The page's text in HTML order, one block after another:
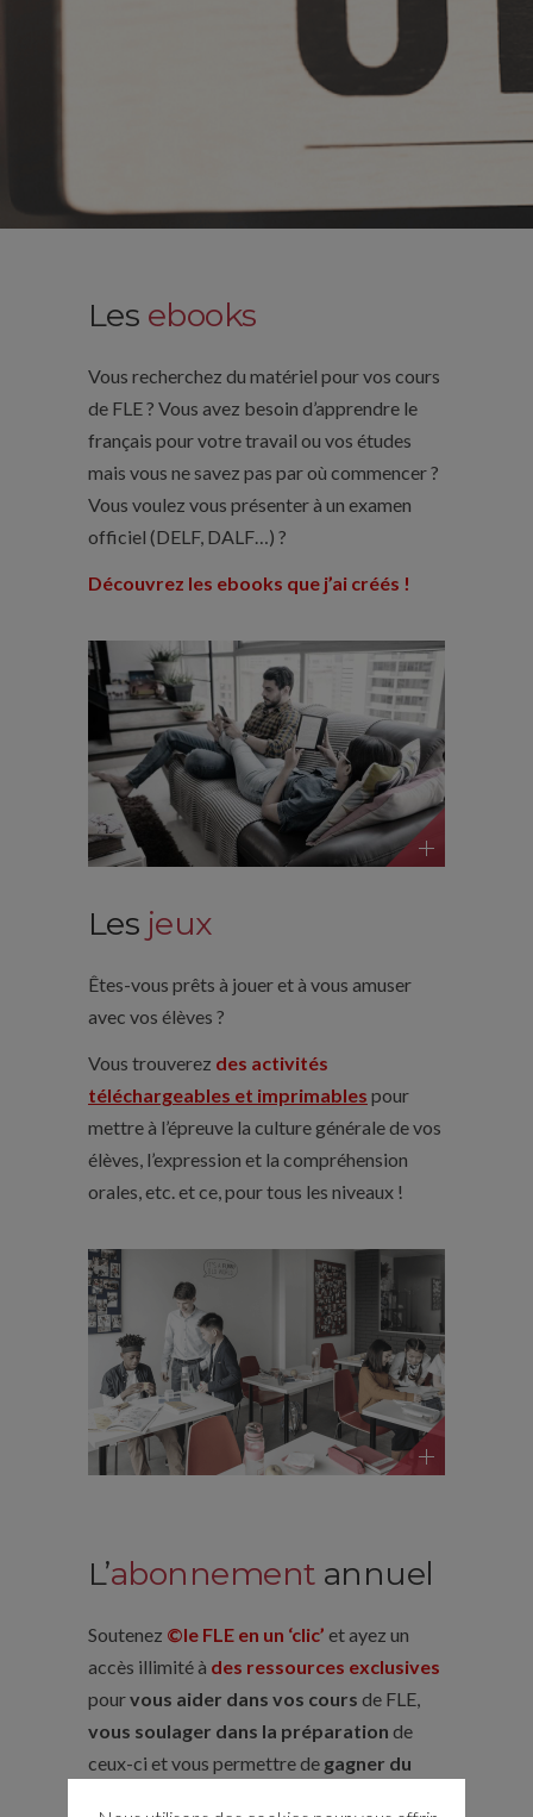
Les ebooks
Vous recherchez du matériel pour vos cours
de FLE ? Vous avez besoin d’apprendre le
français pour votre travail ou vos études
mais vous ne savez pas par où commencer ?
Vous voulez vous présenter à un examen
officiel (DELF, DALF…) ?
Découvrez les ebooks que j’ai créés !
Les jeux
Êtes-vous prêts à jouer et à vous amuser
avec vos élèves ?
Vous trouverez des activités
téléchargeables et imprimables pour
mettre à l’épreuve la culture générale de vos
élèves, l’expression et la compréhension
orales, etc. et ce, pour tous les niveaux !
L’abonnement annuel
Soutenez ©le FLE en un ‘clic’ et ayez un
accès illimité à des ressources exclusives
pourvous aider dans vos cours de FLE,
vous soulager dans la préparation de
ceux-ci et vous permettre de gagner du